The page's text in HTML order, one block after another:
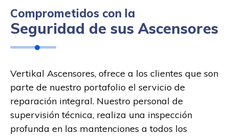
Comprometidos con la
Seguridad de sus Ascensores
Vertikal Ascensores, ofrece a los clientes que son
parte de nuestro portafolio el servicio de
reparación integral. Nuestro personal de
supervisión técnica, realiza una inspección
profunda en las mantenciones a todos los